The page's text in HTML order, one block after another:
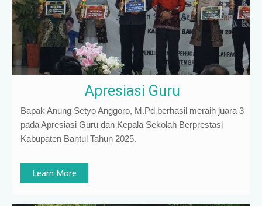
Apresiasi Guru
Bapak Anung Setyo Anggoro, M.Pd berhasil meraih juara 3
pada Apresiasi Guru dan Kepala Sekolah Berprestasi
Kabupaten Bantul Tahun 2025.
Learn More